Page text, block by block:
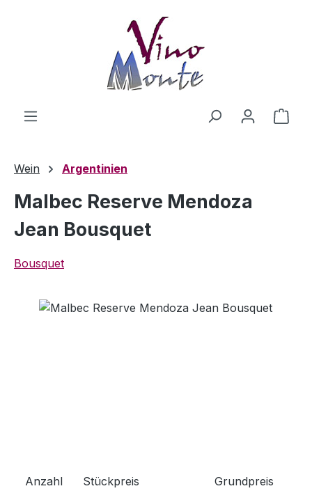
Wein Argentinien
Malbec Reserve Mendoza
Jean Bousquet
Bousquet
Bildergalerie überspringen
Anzahl Stückpreis Grundpreis